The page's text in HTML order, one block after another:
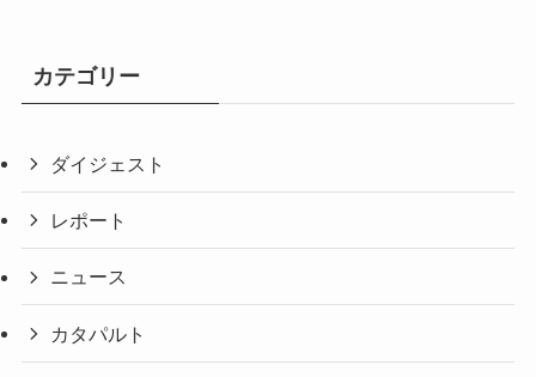
カテゴリー
ダイジェスト
レポート
ニュース
カタパルト